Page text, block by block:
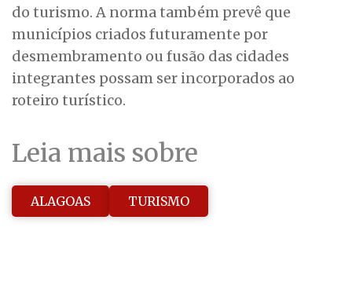
do turismo. A norma também prevê que
municípios criados futuramente por
desmembramento ou fusão das cidades
integrantes possam ser incorporados ao
roteiro turístico.
Leia mais sobre
ALAGOAS TURISMO